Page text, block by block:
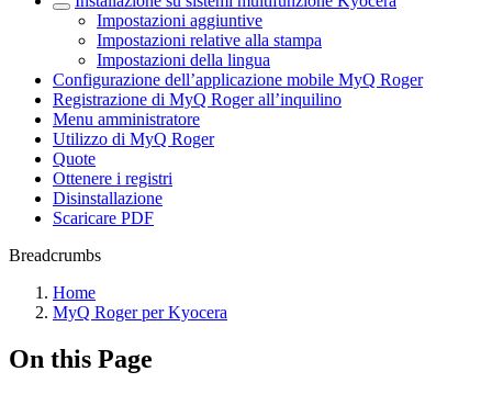
Impostazioni aggiuntive
Impostazioni relative alla stampa
Impostazioni della lingua
Configurazione dell’applicazione mobile MyQ Roger
Registrazione di MyQ Roger all’inquilino
Menu amministratore
Utilizzo di MyQ Roger
Quote
Ottenere i registri
Disinstallazione
Scaricare PDF
Breadcrumbs
Home
MyQ Roger per Kyocera
On this Page